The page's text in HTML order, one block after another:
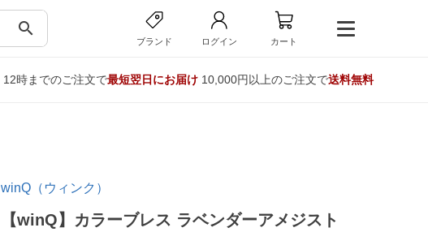
search
ブランド ログイン カート
12時までのご注文で最短翌日にお届け10,000円以上のご注文で送料無料
winQ（ウィンク）
【winQ】カラーブレス ラベンダーアメジスト